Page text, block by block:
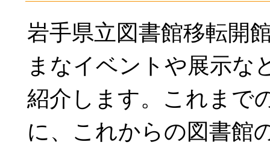
岩手県立図書館移転開
まなイベントや展示な
紹介します。これまで
に、これからの図書館